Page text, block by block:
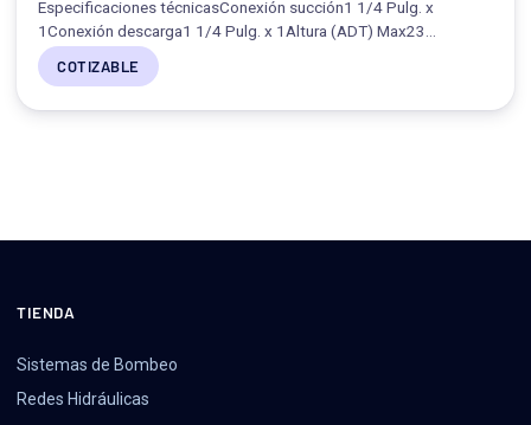
Especificaciones técnicasConexión succión1 1/4 Pulg. x
1Conexión descarga1 1/4 Pulg. x 1Altura (ADT) Max23…
COTIZABLE
TIENDA
Sistemas de Bombeo
Redes Hidráulicas